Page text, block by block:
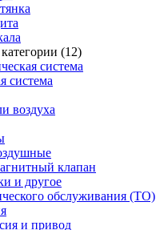
(12)
система
система
воздуха
клапан
и другое
обслуживания (ТО)
и привод